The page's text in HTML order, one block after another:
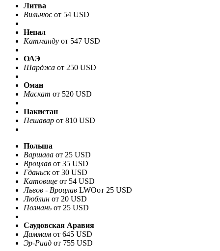
Литва
Вильнюс от 54 USD
Непал
Катманду от 547 USD
ОАЭ
Шарджа от 250 USD
Оман
Маскат от 520 USD
Пакистан
Пешавар от 810 USD
Польша
Варшава от 25 USD
Вроцлав от 35 USD
Гданьск от 30 USD
Катовице от 54 USD
Львов - Вроцлав LWOот 25 USD
Люблин от 20 USD
Познань от 25 USD
Саудовская Аравия
Даммам от 645 USD
Эр-Риад от 755 USD